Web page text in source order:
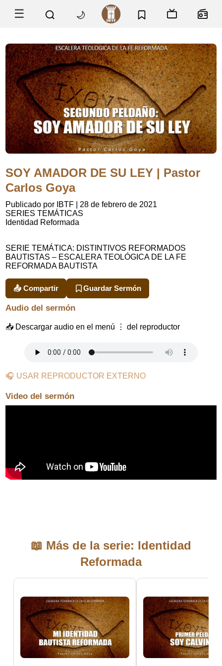
☰ 🌙
SOY AMADOR DE SU LEY | Pastor
Carlos Goya
Publicado por IBTF
28 de febrero de 2021
SERIES TEMÁTICAS
Identidad Reformada
SERIE TEMÁTICA: DISTINTIVOS REFORMADOS
BAUTISTAS – ESCALERA TEOLÓGICA DE LA FE
REFORMADA BAUTISTA
📤 Compartir Guardar Sermón
Audio del sermón
📥 Descargar audio en el menú ⋮ del reproductor
🎧 USAR REPRODUCTOR EXTERNO
Video del sermón
📖 Más de la serie: Identidad
Reformada